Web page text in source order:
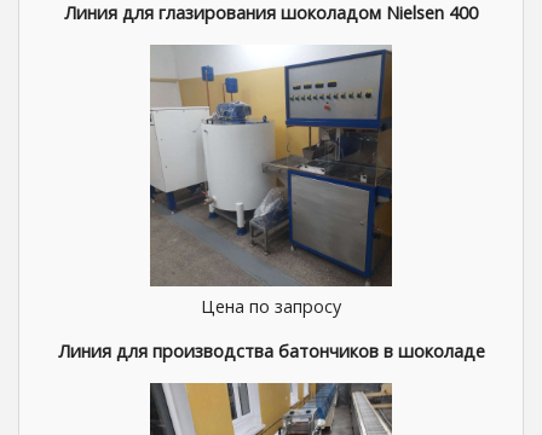
Линия для глазирования шоколадом Nielsen 400
Цена по запросу
Линия для производства батончиков в шоколаде